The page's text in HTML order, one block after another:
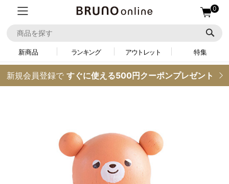
0
新商品 ランキング アウトレット 特集
新規会員登録で すぐに使える500円クーポンプレゼント